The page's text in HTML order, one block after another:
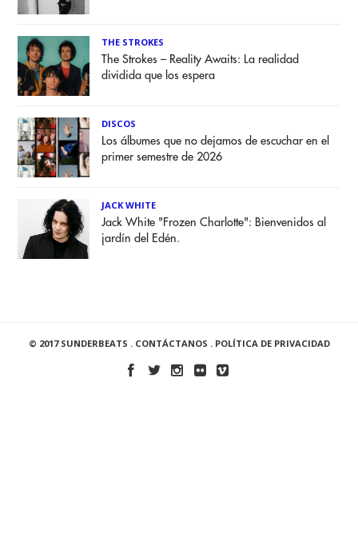
THE STROKES
The Strokes – Reality Awaits: La realidad
dividida que los espera
DISCOS
Los álbumes que no dejamos de escuchar en el
primer semestre de 2026
JACK WHITE
Jack White "Frozen Charlotte": Bienvenidos al
jardín del Edén.
© 2017 SUNDERBEATS . CONTÁCTANOS . POLÍTICA DE PRIVACIDAD